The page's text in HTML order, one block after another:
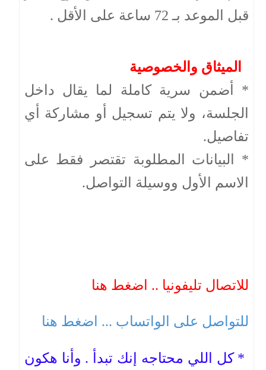
قبل الموعد بـ 72 ساعة على الأقل .
الميثاق والخصوصية
* أضمن سرية كاملة لما يقال داخل
الجلسة، ولا يتم تسجيل أو مشاركة أي
تفاصيل.
* البيانات المطلوبة تقتصر فقط على
الاسم الأول ووسيلة التواصل.
للاتصال تليفونيا .. اضغط هنا
للتواصل على الواتساب ... اضغط هنا
* كل اللي محتاجه إنك تبدأ . وأنا هكون